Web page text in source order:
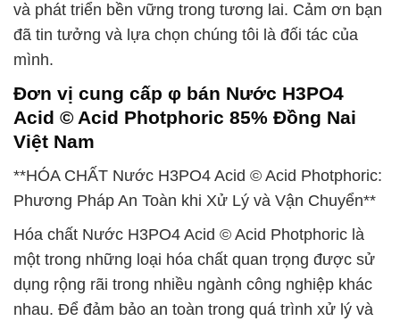
và phát triển bền vững trong tương lai. Cảm ơn bạn
đã tin tưởng và lựa chọn chúng tôi là đối tác của
mình.
Đơn vị cung cấp φ bán Nước H3PO4
Acid © Acid Photphoric 85% Đồng Nai
Việt Nam
**HÓA CHẤT Nước H3PO4 Acid © Acid Photphoric:
Phương Pháp An Toàn khi Xử Lý và Vận Chuyển**
Hóa chất Nước H3PO4 Acid © Acid Photphoric là
một trong những loại hóa chất quan trọng được sử
dụng rộng rãi trong nhiều ngành công nghiệp khác
nhau. Để đảm bảo an toàn trong quá trình xử lý và